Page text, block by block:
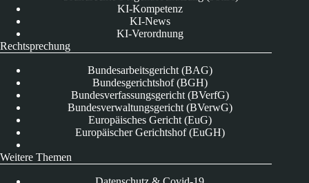
KI-Kompetenz
KI-News
KI-Verordnung
Rechtsprechung
Bundesarbeitsgericht (BAG)
Bundesgerichtshof (BGH)
Bundesverfassungsgericht (BVerfG)
Bundesverwaltungsgericht (BVerwG)
Europäisches Gericht (EuG)
Europäischer Gerichtshof (EuGH)
Weitere Themen